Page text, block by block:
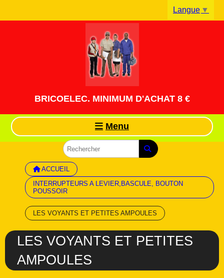
BRICOELEC. MINIMUM D'ACHAT 8 €
Menu
ACCUEIL
INTERRUPTEURS A LEVIER,BASCULE, BOUTON
POUSSOIR
LES VOYANTS ET PETITES AMPOULES
LES VOYANTS ET PETITES
AMPOULES
Langue ▼